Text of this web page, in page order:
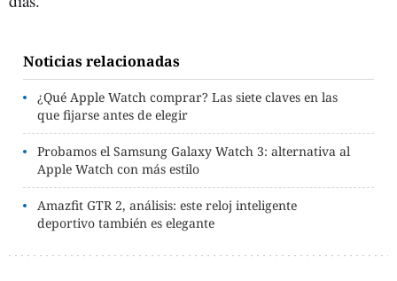
Noticias relacionadas
¿Qué Apple Watch comprar? Las siete claves en las
que fijarse antes de elegir
Probamos el Samsung Galaxy Watch 3: alternativa al
Apple Watch con más estilo
Amazfit GTR 2, análisis: este reloj inteligente
deportivo también es elegante